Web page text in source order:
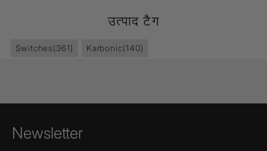
उत्पाद टैग
Switches(361) Karbonic(140)
Newsletter